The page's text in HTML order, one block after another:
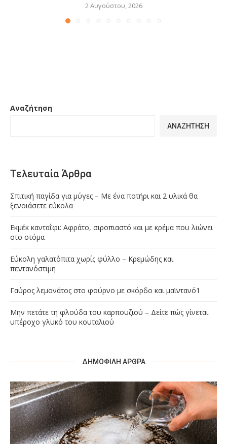
2 Αυγούστου, 2026
Αναζήτηση
ΑΝΑΖΉΤΗΣΗ
Τελευταία Άρθρα
Σπιτική παγίδα για μύγες – Με ένα ποτήρι και 2 υλικά θα
ξενοιάσετε εύκολα
Εκμέκ κανταΐφι: Αφράτο, σιροπιαστό και με κρέμα που λιώνει
στο στόμα
Εύκολη γαλατόπιτα χωρίς φύλλο – Κρεμώδης και
πεντανόστιμη
Γαύρος λεμονάτος στο φούρνο με σκόρδο και μαϊντανό1
Μην πετάτε τη φλούδα του καρπουζιού – Δείτε πώς γίνεται
υπέροχο γλυκό του κουταλιού
ΔΗΜΟΦΙΛΉ ΆΡΘΡΑ